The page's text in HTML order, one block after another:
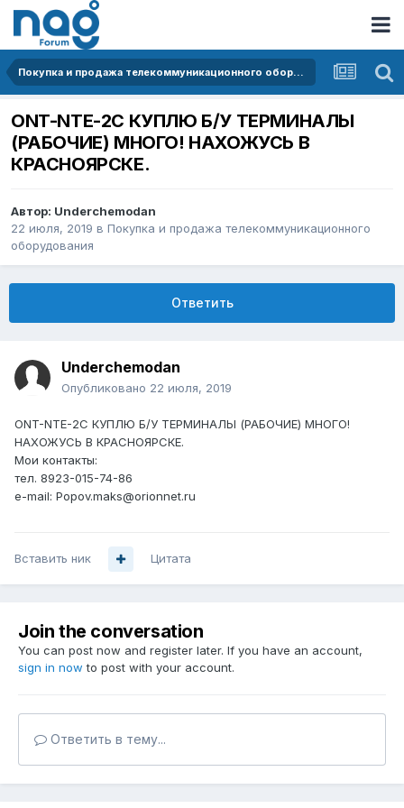
Покупка и продажа телекоммуникационного оборудования
ONT-NTE-2C КУПЛЮ Б/У ТЕРМИНАЛЫ
(РАБОЧИЕ) МНОГО! НАХОЖУСЬ В
КРАСНОЯРСКЕ.
Автор: Underchemodan
22 июля, 2019 в Покупка и продажа телекоммуникационного
оборудования
Ответить
Underchemodan
Опубликовано 22 июля, 2019
ONT-NTE-2C КУПЛЮ Б/У ТЕРМИНАЛЫ (РАБОЧИЕ) МНОГО!
НАХОЖУСЬ В КРАСНОЯРСКЕ.
Мои контакты:
тел. 8923-015-74-86
e-mail: Popov.maks@orionnet.ru
Вставить ник Цитата
Join the conversation
You can post now and register later. If you have an account,
sign in now to post with your account.
Ответить в тему...